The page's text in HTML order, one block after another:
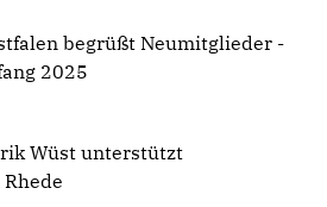
begrüßt Neumitglieder -
2025
Wüst unterstützt